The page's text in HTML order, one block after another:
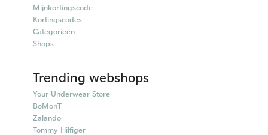
Mijnkortingscode
Kortingscodes
Categorieën
Shops
Trending webshops
Your Underwear Store
BoMonT
Zalando
Tommy Hilfiger